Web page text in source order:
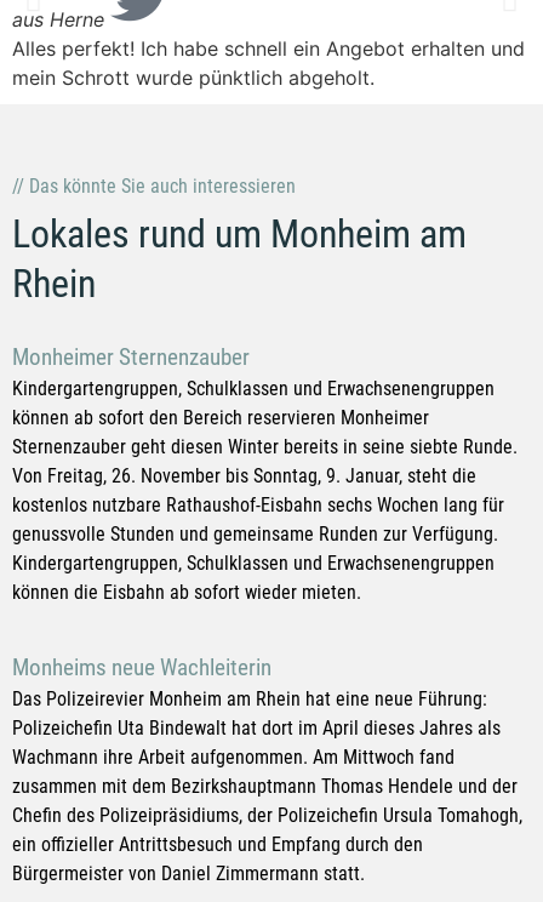
aus Herne
Alles perfekt! Ich habe schnell ein Angebot erhalten und
mein Schrott wurde pünktlich abgeholt.
// Das könnte Sie auch interessieren
Lokales rund um Monheim am
Rhein
Monheimer Sternenzauber
Kindergartengruppen, Schulklassen und Erwachsenengruppen
können ab sofort den Bereich reservieren Monheimer
Sternenzauber geht diesen Winter bereits in seine siebte Runde.
Von Freitag, 26. November bis Sonntag, 9. Januar, steht die
kostenlos nutzbare Rathaushof-Eisbahn sechs Wochen lang für
genussvolle Stunden und gemeinsame Runden zur Verfügung.
Kindergartengruppen, Schulklassen und Erwachsenengruppen
können die Eisbahn ab sofort wieder mieten.
Monheims neue Wachleiterin
Das Polizeirevier Monheim am Rhein hat eine neue Führung:
Polizeichefin Uta Bindewalt hat dort im April dieses Jahres als
Wachmann ihre Arbeit aufgenommen. Am Mittwoch fand
zusammen mit dem Bezirkshauptmann Thomas Hendele und der
Chefin des Polizeipräsidiums, der Polizeichefin Ursula Tomahogh,
ein offizieller Antrittsbesuch und Empfang durch den
Bürgermeister von Daniel Zimmermann statt.